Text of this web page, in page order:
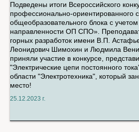
Подведены итоги Всероссийского
профессионально-ориентированного
общеобразовательного блока с
направленности ОП СПО».
горных разработок имени В.П.
Леонидович Шимохин и Людмила
приняли участие в конкурсе,
"Электрические цепи постоянного
области "Электротехника", который
место!
25.12.2023 г.